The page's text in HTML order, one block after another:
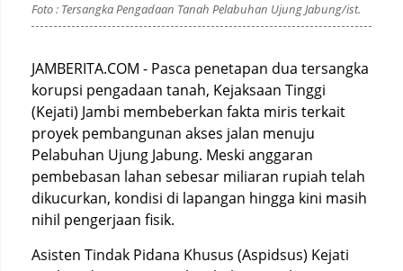
Foto : Tersangka Pengadaan Tanah Pelabuhan Ujung Jabung/ist.
JAMBERITA.COM - Pasca penetapan dua tersangka
korupsi pengadaan tanah, Kejaksaan Tinggi
(Kejati) Jambi membeberkan fakta miris terkait
proyek pembangunan akses jalan menuju
Pelabuhan Ujung Jabung. Meski anggaran
pembebasan lahan sebesar miliaran rupiah telah
dikucurkan, kondisi di lapangan hingga kini masih
nihil pengerjaan fisik.
Asisten Tindak Pidana Khusus (Aspidsus) Kejati